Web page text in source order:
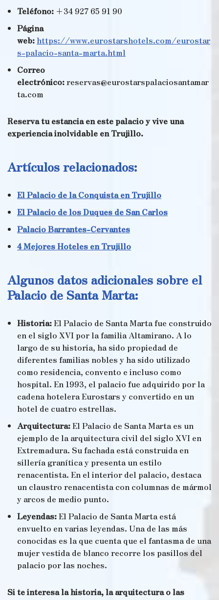
Teléfono: +34 927 65 91 90
Página
web:https://www.eurostarshotels.com/eurostar
s-palacio-santa-marta.html
Correo
electrónico:reservas@eurostarspalaciosantamar
ta.com
Reserva tu estancia en este palacio y vive una
experiencia inolvidable en Trujillo.
Artículos relacionados:
El Palacio de la Conquista en Trujillo
El Palacio de los Duques de San Carlos
Palacio Barrantes-Cervantes
4 Mejores Hoteles en Trujillo
Algunos datos adicionales sobre el
Palacio de Santa Marta:
Historia:El Palacio de Santa Marta fue construido
en el siglo XVI por la familia Altamirano. A lo
largo de su historia, ha sido propiedad de
diferentes familias nobles y ha sido utilizado
como residencia, convento e incluso como
hospital. En 1993, el palacio fue adquirido por la
cadena hotelera Eurostars y convertido en un
hotel de cuatro estrellas.
Arquitectura:El Palacio de Santa Marta es un
ejemplo de la arquitectura civil del siglo XVI en
Extremadura. Su fachada está construida en
sillería granítica y presenta un estilo
renacentista. En el interior del palacio, destaca
un claustro renacentista con columnas de mármol
y arcos de medio punto.
Leyendas:El Palacio de Santa Marta está
envuelto en varias leyendas. Una de las más
conocidas es la que cuenta que el fantasma de una
mujer vestida de blanco recorre los pasillos del
palacio por las noches.
Si te interesa la historia, la arquitectura o las